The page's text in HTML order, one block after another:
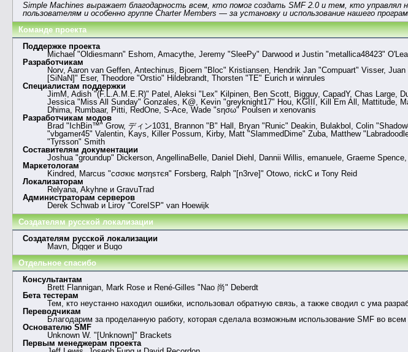
Simple Machines выражает благодарность всем, кто помог создать SMF 2.0 и тем, кто
пользователям и особенно группе Charter Members — за установку и использование нашего
Команде проекта
Поддержке проекта
Michael "Oldiesmann" Eshom, Amacythe, Jeremy "SleePy" Darwood и Justin "metallica48423"
Разработчикам
Norv, Aaron van Geffen, Antechinus, Bjoern "Bloc" Kristiansen, Hendrik Jan "Compuart" Visser,
[SiNaN]" Eser, Theodore "Orstio" Hildebrandt, Thorsten "TE" Eurich и winrules
Специалистам поддержки
JimM, Adish "(F.L.A.M.E.R)" Patel, Aleksi "Lex" Kilpinen, Ben Scott, Bigguy, CapadY, Chas Large,
Jessica "Miss All Sunday" Gonzales, K@, Kevin "greyknight17" Hou, KGIII, Kill Em All, Mattitude,
Dhima, Rumbaar, Pitti, RedOne, S-Ace, Wade "sησω" Poulsen и xenovanis
Разработчикам модов
Brad "IchBin™" Grow, ディン1031, Brannon "B" Hall, Bryan "Runic" Deakin, Bulakbol, Colin
"vbgamer45" Valentin, Kays, Killer Possum, Kirby, Matt "SlammedDime" Zuba, Matthew
"Tyrsson" Smith
Составителям документации
Joshua "groundup" Dickerson, AngellinaBelle, Daniel Diehl, Dannii Willis, emanuele, Graeme
Маркетологам
Kindred, Marcus "cσσкιє мσηѕтєя" Forsberg, Ralph "[n3rve]" Otowo, rickC и Tony Reid
Локализаторам
Relyana, Akyhne и GravuTrad
Администраторам серверов
Derek Schwab и Liroy "CoreISP" van Hoewijk
Создателям русской локализации
Создателям русской локализации
Mavn, Digger и Bugo
Отдельное спасибо
Консультантам
Brett Flannigan, Mark Rose и René-Gilles "Nao 尚" Deberdt
Бета тестерам
Тем, кто неустанно находил ошибки, использовал обратную связь, а также сводил с ума
Переводчикам
Благодарим за проделанную работу, которая сделала возможным использование SMF во
Основателю SMF
Unknown W. "[Unknown]" Brackets
Первым менеджерам проекта